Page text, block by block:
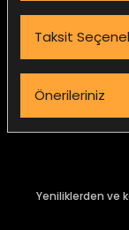
Taksit
Önerileriniz
Görüş ve
Yeniliklerden ve